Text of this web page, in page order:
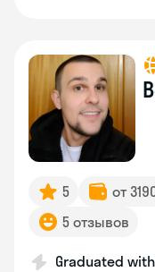
5 от
5 отзывов
Graduated